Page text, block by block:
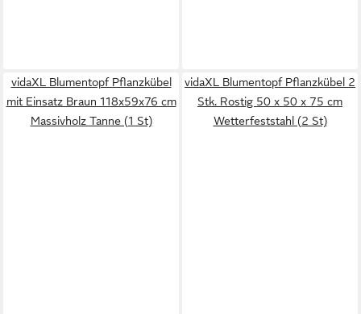
vidaXL Blumentopf Pflanzkübel
mit Einsatz Braun 118x59x76 cm
Massivholz Tanne (1 St)
vidaXL Blumentopf Pflanzkübel 2
Stk. Rostig 50 x 50 x 75 cm
Wetterfeststahl (2 St)